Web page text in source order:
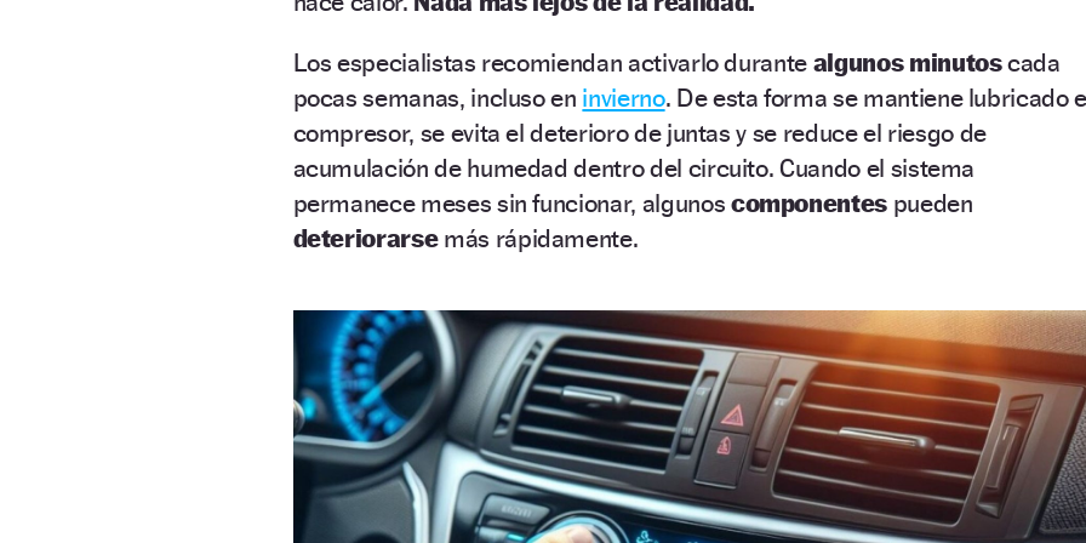
Los especialistas recomiendan activarlo durante algunos minutoscada
pocas semanas, incluso en invierno. De esta forma se mantiene lubricado
compresor, se evita el deterioro de juntas y se reduce el riesgo de
acumulación de humedad dentro del circuito. Cuando el sistema
permanece meses sin funcionar, algunos componentes pueden
deteriorarse más rápidamente.